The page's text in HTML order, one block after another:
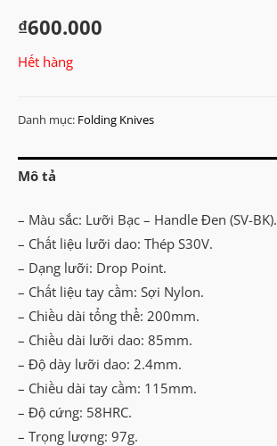
₫600.000
Hết hàng
Danh mục: Folding Knives
Mô tả
– Màu sắc: Lưỡi Bạc – Handle Đen (SV-BK).
– Chất liệu lưỡi dao: Thép S30V.
– Dạng lưỡi: Drop Point.
– Chất liệu tay cầm: Sợi Nylon.
– Chiều dài tổng thể: 200mm.
– Chiều dài lưỡi dao: 85mm.
– Độ dày lưỡi dao: 2.4mm.
– Chiều dài tay cầm: 115mm.
– Độ cứng: 58HRC.
– Trọng lượng: 97g.